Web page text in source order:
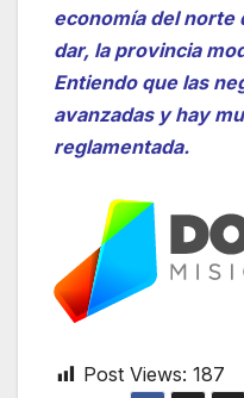
economía del norte
dar, la provincia
Entiendo que las
avanzadas y hay
reglamentada.
Post Views: 187